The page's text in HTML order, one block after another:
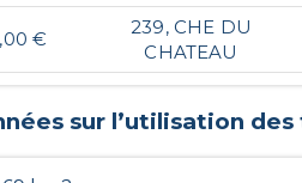
€
239, CHE DU
CHATEAU
sur l’utilisation